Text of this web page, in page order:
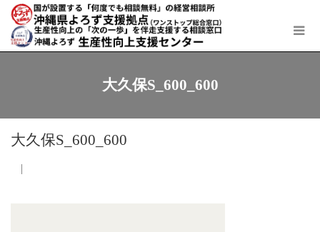
大久保S_600_600
大久保S_600_600